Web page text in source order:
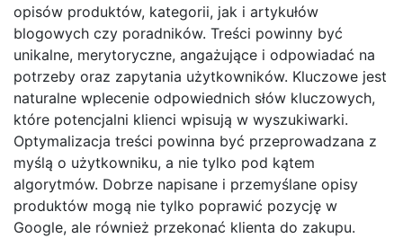
opisów produktów, kategorii, jak i artykułów
blogowych czy poradników. Treści powinny być
unikalne, merytoryczne, angażujące i odpowiadać na
potrzeby oraz zapytania użytkowników. Kluczowe jest
naturalne wplecenie odpowiednich słów kluczowych,
które potencjalni klienci wpisują w wyszukiwarki.
Optymalizacja treści powinna być przeprowadzana z
myślą o użytkowniku, a nie tylko pod kątem
algorytmów. Dobrze napisane i przemyślane opisy
produktów mogą nie tylko poprawić pozycję w
Google, ale również przekonać klienta do zakupu.